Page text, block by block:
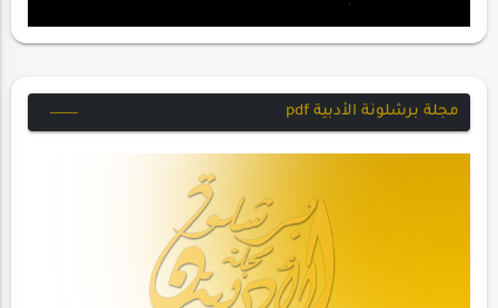
مجلة برشلونة الأدبية pdf